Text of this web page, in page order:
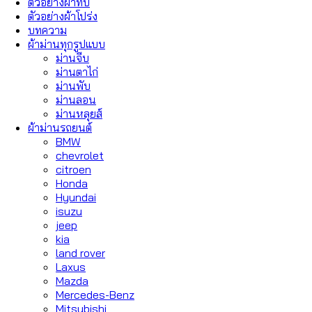
ตัวอย่างผ้าโปร่ง
บทความ
ผ้าม่านทุกรูปแบบ
ม่านจีบ
ม่านตาไก่
ม่านพับ
ม่านลอน
ม่านหลุยส์
ผ้าม่านรถยนต์
BMW
chevrolet
citroen
Honda
Hyundai
isuzu
jeep
kia
land rover
Laxus
Mazda
Mercedes-Benz
Mitsubishi